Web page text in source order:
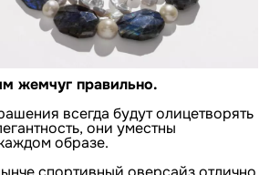
жемчуг правильно.
всегда будут олицетворять
они уместны
образе.